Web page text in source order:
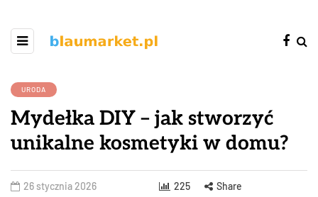
URODA
Mydełka DIY – jak stworzyć
unikalne kosmetyki w domu?
26 stycznia 2026 225 Share